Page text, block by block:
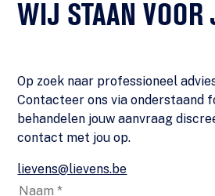
WIJ STAAN VOOR
Op zoek naar professioneel
Contacteer ons via onderstaand
behandelen jouw aanvraag
contact met jou op.
lievens@lievens.be
Naam